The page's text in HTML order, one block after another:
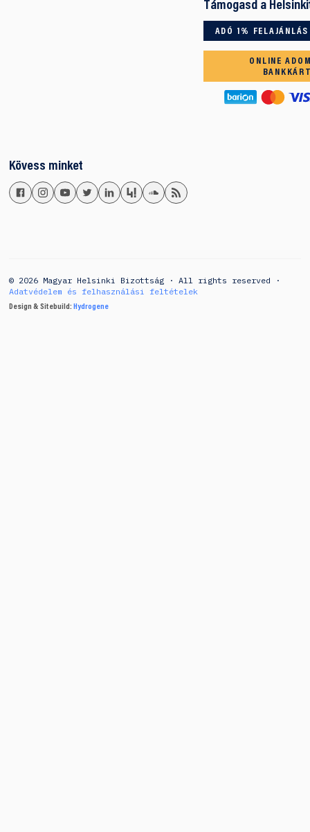
Támogasd a
ADÓ 1% FELAJÁNLÁS
ONLINE
Kövess minket
© 2026 Magyar Helsinki Bizottság · All rights reserved ·
Adatvédelem és felhasználási feltételek
Design & Sitebuild: Hydrogene